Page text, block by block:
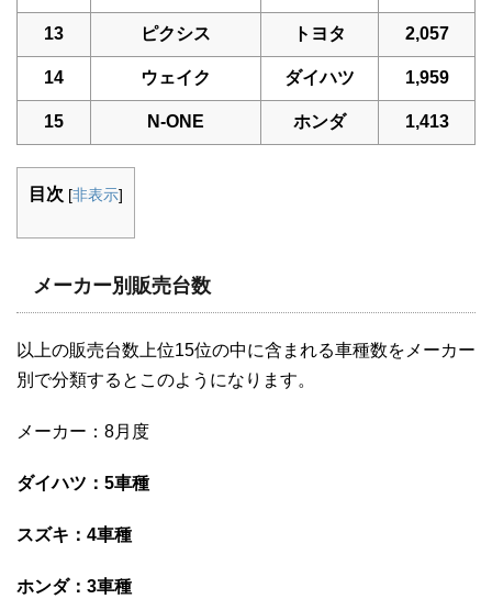
13 ピクシス トヨタ 2,057
14 ウェイク ダイハツ 1,959
15 N-ONE ホンダ 1,413
目次 [非表示]
メーカー別販売台数
以上の販売台数上位15位の中に含まれる車種数をメーカー
別で分類するとこのようになります。
メーカー：8月度
ダイハツ：5車種
スズキ：4車種
ホンダ：3車種